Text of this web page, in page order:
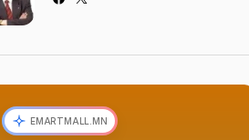
EMARTMALL.MN